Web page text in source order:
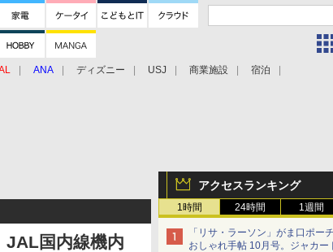
ANA ディズニー USJ 商業施設 宿泊
アクセスランキング
1時間 24時間 1週間
「リサ・ラーソン」がま口ポー
おしゃれ手帖 10月号。ジャカー
JAL国内線機内